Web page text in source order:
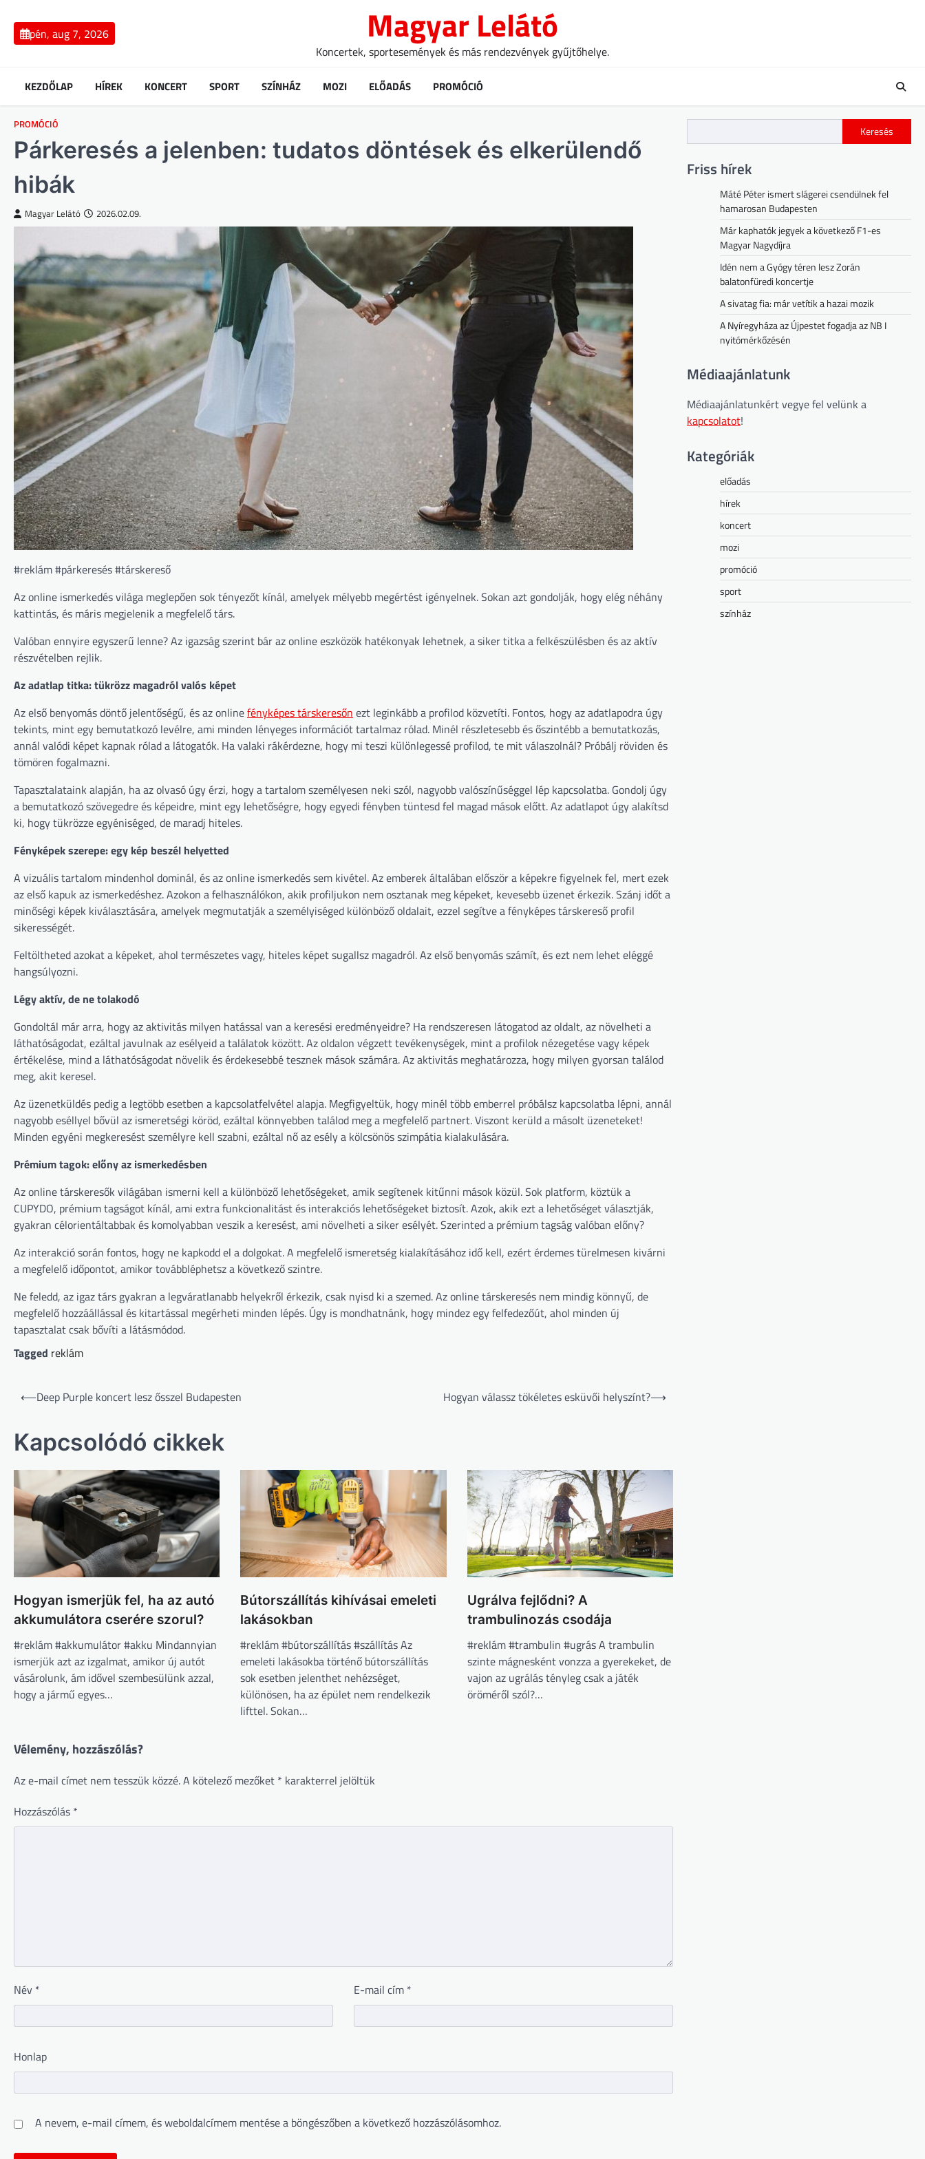
contentpén, aug 7, 2026 Magyar Lelátó
Koncertek, sportesemények és más rendezvények gyűjtőhelye.
KEZDŐLAP HÍREK KONCERT SPORT SZÍNHÁZ MOZI ELŐADÁS PROMÓCIÓ
PROMÓCIÓ
Párkeresés a jelenben: tudatos döntések és elkerülendő
hibák
Magyar Lelátó 2026.02.09.
#reklám #párkeresés #társkereső
Az online ismerkedés világa meglepően sok tényezőt kínál, amelyek mélyebb megértést igényelnek. Sokan azt gondolják, hogy elég néhány
kattintás, és máris megjelenik a megfelelő társ.
Valóban ennyire egyszerű lenne? Az igazság szerint bár az online eszközök hatékonyak lehetnek, a siker titka a felkészülésben és az aktív
részvételben rejlik.
Az adatlap titka: tükrözz magadról valós képet
Az első benyomás döntő jelentőségű, és az onlinefényképes társkeresőn ezt leginkább a profilod közvetíti. Fontos, hogy az adatlapodra úgy
tekints, mint egy bemutatkozó levélre, ami minden lényeges információt tartalmaz rólad. Minél részletesebb és őszintébb a bemutatkozás,
annál valódi képet kapnak rólad a látogatók. Ha valaki rákérdezne, hogy mi teszi különlegessé profilod, te mit válaszolnál? Próbálj röviden és
tömören fogalmazni.
Tapasztalataink alapján, ha az olvasó úgy érzi, hogy a tartalom személyesen neki szól, nagyobb valószínűséggel lép kapcsolatba. Gondolj úgy
a bemutatkozó szövegedre és képeidre, mint egy lehetőségre, hogy egyedi fényben tüntesd fel magad mások előtt. Az adatlapot úgy alakítsd
ki, hogy tükrözze egyéniséged, de maradj hiteles.
Fényképek szerepe: egy kép beszél helyetted
A vizuális tartalom mindenhol dominál, és az online ismerkedés sem kivétel. Az emberek általában először a képekre figyelnek fel, mert ezek
az első kapuk az ismerkedéshez. Azokon a felhasználókon, akik profiljukon nem osztanak meg képeket, kevesebb üzenet érkezik. Szánj időt a
minőségi képek kiválasztására, amelyek megmutatják a személyiséged különböző oldalait, ezzel segítve a fényképes társkereső profil
sikerességét.
Feltöltheted azokat a képeket, ahol természetes vagy, hiteles képet sugallsz magadról. Az első benyomás számít, és ezt nem lehet eléggé
hangsúlyozni.
Légy aktív, de ne tolakodó
Gondoltál már arra, hogy az aktivitás milyen hatással van a keresési eredményeidre? Ha rendszeresen látogatod az oldalt, az növelheti a
láthatóságodat, ezáltal javulnak az esélyeid a találatok között. Az oldalon végzett tevékenységek, mint a profilok nézegetése vagy képek
értékelése, mind a láthatóságodat növelik és érdekesebbé tesznek mások számára. Az aktivitás meghatározza, hogy milyen gyorsan találod
meg, akit keresel.
Az üzenetküldés pedig a legtöbb esetben a kapcsolatfelvétel alapja. Megfigyeltük, hogy minél több emberrel próbálsz kapcsolatba lépni, annál
nagyobb eséllyel bővül az ismeretségi köröd, ezáltal könnyebben találod meg a megfelelő partnert. Viszont kerüld a másolt üzeneteket!
Minden egyéni megkeresést személyre kell szabni, ezáltal nő az esély a kölcsönös szimpátia kialakulására.
Prémium tagok: előny az ismerkedésben
Az online társkeresők világában ismerni kell a különböző lehetőségeket, amik segítenek kitűnni mások közül. Sok platform, köztük a
CUPYDO, prémium tagságot kínál, ami extra funkcionalitást és interakciós lehetőségeket biztosít. Azok, akik ezt a lehetőséget választják,
gyakran célorientáltabbak és komolyabban veszik a keresést, ami növelheti a siker esélyét. Szerinted a prémium tagság valóban előny?
Az interakció során fontos, hogy ne kapkodd el a dolgokat. A megfelelő ismeretség kialakításához idő kell, ezért érdemes türelmesen kivárni
a megfelelő időpontot, amikor továbbléphetsz a következő szintre.
Ne feledd, az igaz társ gyakran a legváratlanabb helyekről érkezik, csak nyisd ki a szemed. Az online társkeresés nem mindig könnyű, de
megfelelő hozzáállással és kitartással megérheti minden lépés. Úgy is mondhatnánk, hogy mindez egy felfedezőút, ahol minden új
tapasztalat csak bővíti a látásmódod.
Tagged reklám
Bejegyzés
⟵Deep Purple koncert lesz ősszel Budapesten Hogyan válassz tökéletes esküvői helyszínt?⟶
Kapcsolódó cikkek
Hogyan ismerjük fel, ha az autó
akkumulátora cserére szorul?
#reklám #akkumulátor #akku Mindannyian
ismerjük azt az izgalmat, amikor új autót
vásárolunk, ám idővel szembesülünk azzal,
hogy a jármű egyes…
Bútorszállítás kihívásai emeleti
lakásokban
#reklám #bútorszállítás #szállítás Az
emeleti lakásokba történő bútorszállítás
sok esetben jelenthet nehézséget,
különösen, ha az épület nem rendelkezik
lifttel. Sokan…
Ugrálva fejlődni? A
trambulinozás csodája
#reklám #trambulin #ugrás A trambulin
szinte mágnesként vonzza a gyerekeket, de
vajon az ugrálás tényleg csak a játék
öröméről szól?…
Vélemény, hozzászólás?
Az e-mail címet nem tesszük közzé.A kötelező mezőket * karakterrel jelöltük
Hozzászólás *
Név * E-mail cím *
Honlap
A nevem, e-mail címem, és weboldalcímem mentése a böngészőben a következő hozzászólásomhoz.
Keresés
Friss hírek
Máté Péter ismert slágerei csendülnek fel
hamarosan Budapesten
Már kaphatók jegyek a következő F1-es
Magyar Nagydíjra
Idén nem a Gyógy téren lesz Zorán
balatonfüredi koncertje
A sivatag fia: már vetítik a hazai mozik
A Nyíregyháza az Újpestet fogadja az NB I
nyitómérkőzésén
Médiaajánlatunk
Médiaajánlatunkért vegye fel velünk a
kapcsolatot!
Kategóriák
előadás
hírek
koncert
mozi
promóció
sport
színház